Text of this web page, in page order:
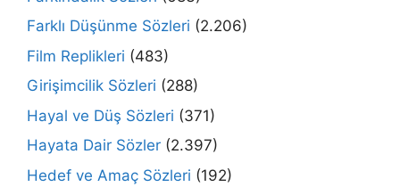
Farklı Düşünme Sözleri (2.206)
Film Replikleri (483)
Girişimcilik Sözleri (288)
Hayal ve Düş Sözleri (371)
Hayata Dair Sözler (2.397)
Hedef ve Amaç Sözleri (192)